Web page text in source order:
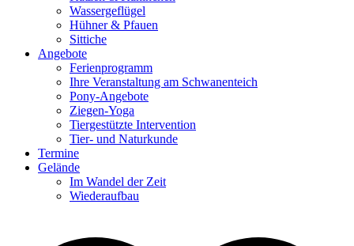
Wassergeflügel
Hühner & Pfauen
Sittiche
Angebote
Ferienprogramm
Ihre Veranstaltung am Schwanenteich
Pony-Angebote
Ziegen-Yoga
Tiergestützte Intervention
Tier- und Naturkunde
Termine
Gelände
Im Wandel der Zeit
Wiederaufbau